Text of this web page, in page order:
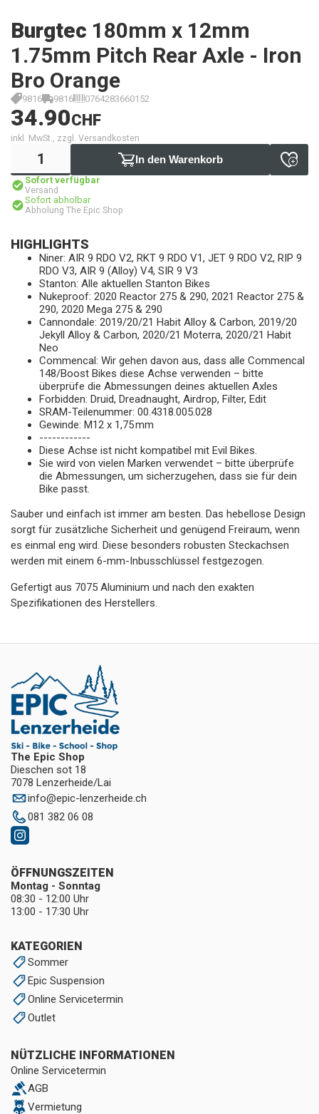
Burgtec 180mm x 12mm
1.75mm Pitch Rear Axle - Iron
Bro Orange
9816 9816 0764283660152
34.90CHF
inkl. MwSt., zzgl. Versandkosten
In den Warenkorb
Sofort verfügbar
Versand
Sofort abholbar
Abholung The Epic Shop
HIGHLIGHTS
Niner: AIR 9 RDO V2, RKT 9 RDO V1, JET 9 RDO V2, RIP 9
RDO V3, AIR 9 (Alloy) V4, SIR 9 V3
Stanton: Alle aktuellen Stanton Bikes
Nukeproof: 2020 Reactor 275 & 290, 2021 Reactor 275 &
290, 2020 Mega 275 & 290
Cannondale: 2019/20/21 Habit Alloy & Carbon, 2019/20
Jekyll Alloy & Carbon, 2020/21 Moterra, 2020/21 Habit
Neo
Commencal: Wir gehen davon aus, dass alle Commencal
148/Boost Bikes diese Achse verwenden – bitte
überprüfe die Abmessungen deines aktuellen Axles
Forbidden: Druid, Dreadnaught, Airdrop, Filter, Edit
SRAM-Teilenummer: 00.4318.005.028
Gewinde: M12 x 1,75 mm
------------
Diese Achse ist nicht kompatibel mit Evil Bikes.
Sie wird von vielen Marken verwendet – bitte überprüfe
die Abmessungen, um sicherzugehen, dass sie für dein
Bike passt.
Sauber und einfach ist immer am besten. Das hebellose Design
sorgt für zusätzliche Sicherheit und genügend Freiraum, wenn
es einmal eng wird. Diese besonders robusten Steckachsen
werden mit einem 6-mm-Inbusschlüssel festgezogen.
Gefertigt aus 7075 Aluminium und nach den exakten
Spezifikationen des Herstellers.
The Epic Shop
Dieschen sot 18
7078 Lenzerheide/Lai
info@epic-lenzerheide.ch
081 382 06 08
KATEGORIEN
Sommer
Epic Suspension
Online Servicetermin
Outlet
NÜTZLICHE INFORMATIONEN
Online Servicetermin
AGB
Vermietung
ÖFFNUNGSZEITEN
Montag - Sonntag
08:30 - 12:00 Uhr
13:00 - 17:30 Uhr